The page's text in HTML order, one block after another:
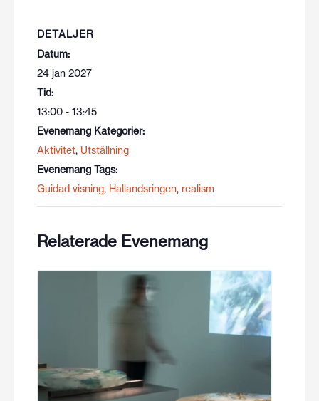
DETALJER
Datum:
24 jan 2027
Tid:
13:00 - 13:45
Evenemang Kategorier:
Aktivitet, Utställning
Evenemang Tags:
Guidad visning, Hallandsringen, realism
Relaterade Evenemang